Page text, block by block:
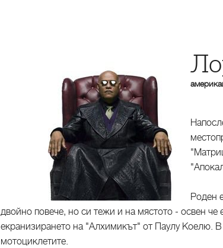
Роден
двойно повече, но си тежи и на мястото - освен че
екранизирането на "Алхимикът" от Паулу Коелю.
мотоциклетите.